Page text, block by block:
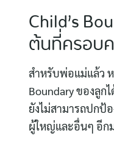
Child’s
ต้นที่ครอบ
สำหรับพ่อแม่แล้ว ห
Boundary ของลูก
ยังไม่สามารถปกป้
ผู้ใหญ่และอื่นๆ อีก